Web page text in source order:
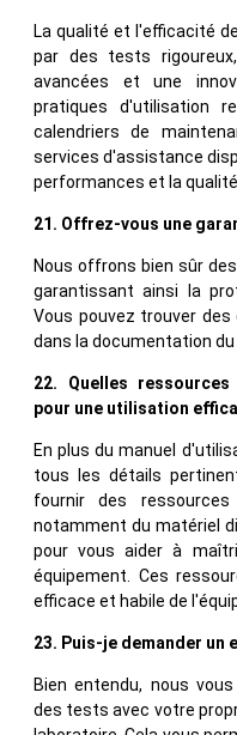
La qualité et l'efficacité
par des tests
avancées et une
pratiques d'utilisation
calendriers de
services d'assistance
performances et la
21. Offrez-vous une
Nous offrons bien sûr
garantissant ainsi la
Vous pouvez trouver
dans la documentation du
22. Quelles
pour une utilisation
En plus du manuel
tous les détails
fournir des
notamment du matériel
pour vous aider à
équipement. Ces
efficace et habile de
23. Puis-je demander un
Bien entendu, nous
des tests avec votre